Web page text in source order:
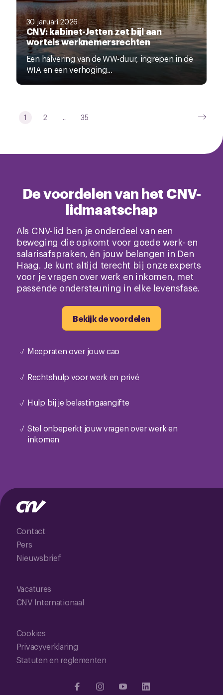
30 januari 2026
CNV: kabinet-Jetten zet bijl aan
wortels werknemersrechten
Een halvering van de WW-duur, ingrepen in de
WIA en een verhoging...
1 2 ... 35
De voordelen van het CNV-
lidmaatschap
Als CNV-lid ben je onderdeel van een
beweging die opkomt voor goede werk- en
salarisafspraken, én jouw belangen in Den
Haag. Je kunt altijd terecht bij onze experts
voor je vragen over werk en inkomen, met
passende ondersteuning in elke levensfase.
Bekijk de voordelen
Meepraten over jouw cao
Rechtshulp voor werk en privé
Hulp bij je belastingaangifte
Stel onbeperkt jouw vragen over werk en
inkomen
Contact
Pers
Nieuwsbrief
Vacatures
CNV Internationaal
Cookies
Privacyverklaring
Statuten en reglementen